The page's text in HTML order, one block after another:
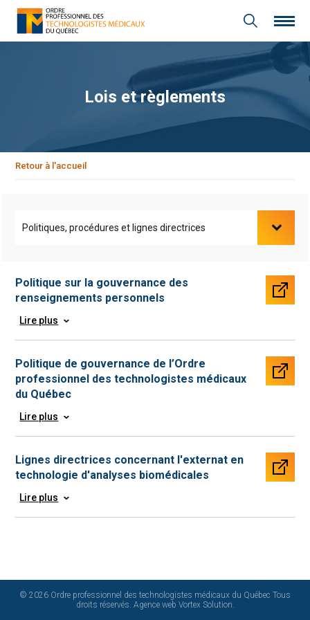
Lois et règlements
Retour à l'accueil
Politique sur la gouvernance des
renseignements personnels
Lire plus
Politique de gouvernance de l’Ordre
professionnel des technologistes médicaux
du Québec
Lire plus
Lignes directrices concernant l'externat en
technologie d'analyses biomédicales
Lire plus
© 2026 Ordre professionnel des technologistes médicaux du Québec Tous
droits réservés. Agence web Vortex Solution.